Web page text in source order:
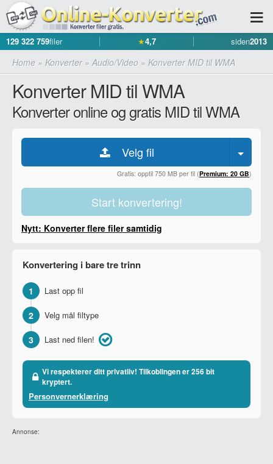
129 322 759filer ★4,7 siden2013
Home » Konverter» Audio/Video » Konverter MID til WMA
Konverter MID til WMA
Konverter online og gratis MID til WMA
Velg fil
Gratis: opptil 750 MB per fil (Premium: 20 GB)
Start konvertering!
Nytt: Konverter flere filer samtidig
Konvertering i bare tre trinn
1 Last opp fil
2 Velg mål filtype
3 Last ned filen!
Vi respekterer ditt privatliv! Tilkoblingen er 256 bit
kryptert.
Personvernerklæring
Annonse: